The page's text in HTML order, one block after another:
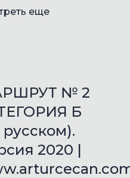
еще
№ 2
Б
русском).
2020 |